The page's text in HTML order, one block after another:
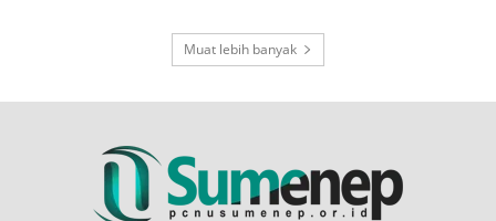
Muat lebih banyak